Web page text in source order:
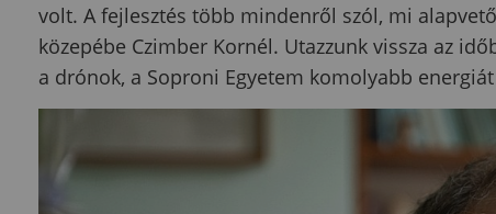
volt. A fejlesztés több mindenről szól, mi
közepébe Czimber Kornél. Utazzunk vissza az
a drónok, a Soproni Egyetem komolyabb